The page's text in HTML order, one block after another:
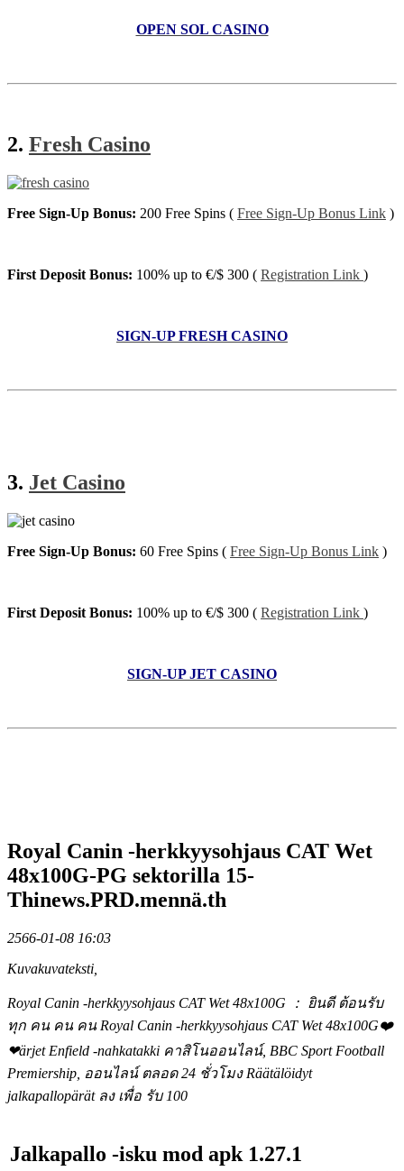
OPEN SOL CASINO
2. Fresh Casino
Free Sign-Up Bonus: 200 Free Spins ( Free Sign-Up Bonus Link )
First Deposit Bonus: 100% up to €/$ 300 ( Registration Link )
SIGN-UP FRESH CASINO
3. Jet Casino
Free Sign-Up Bonus: 60 Free Spins ( Free Sign-Up Bonus Link )
First Deposit Bonus: 100% up to €/$ 300 ( Registration Link )
SIGN-UP JET CASINO
Royal Canin -herkkyysohjaus CAT Wet
48x100G-PG sektorilla 15-
Thinews.PRD.mennä.th
2566-01-08 16:03
Kuvakuvateksti,
Royal Canin -herkkyysohjaus CAT Wet 48x100G ： ยินดี ต้อนรับ
ทุก คน คน คน Royal Canin -herkkyysohjaus CAT Wet 48x100G❤️
❤ärjet Enfield -nahkatakki คาสิโนออนไลน์, BBC Sport Football
Premiership, ออนไลน์ ตลอด 24 ชั่วโมง Räätälöidyt
jalkapallopärät ลง เพื่อ รับ 100
Jalkapallo -isku mod apk 1.27.1